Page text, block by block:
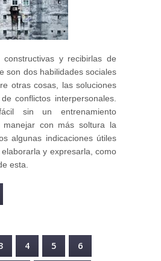
constructivas y recibirlas de
son dos habilidades sociales
otras cosas, las soluciones
conflictos interpersonales.
sin un entrenamiento
manejar con más soltura la
algunas indicaciones útiles
y expresarla, como
esta.
AMBAS PERSPECTIVAS.
4 5 6